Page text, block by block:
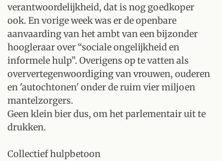
verantwoordelijkheid, dat is nog goedkoper
ook. En vorige week was er de openbare
aanvaarding van het ambt van een bijzonder
hoogleraar over “sociale ongelijkheid en
informele hulp”. Overigens op te vatten als
oververtegenwoordiging van vrouwen, ouderen
en 'autochtonen' onder de ruim vier miljoen
mantelzorgers.
Geen klein bier dus, om het parlementair uit te
drukken.
Collectief hulpbetoon